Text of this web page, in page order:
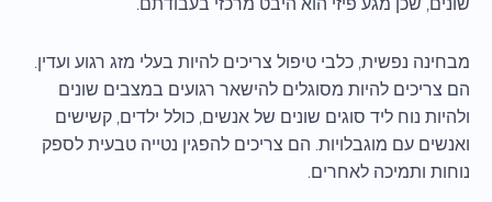
מבחינה נפשית, כלבי טיפול צריכים להיות בעלי מזג רגוע ועדין.
הם צריכים להיות מסוגלים להישאר רגועים במצבים שונים
ולהיות נוח ליד סוגים שונים של אנשים, כולל ילדים, קשישים
ואנשים עם מוגבלויות. הם צריכים להפגין נטייה טבעית לספק
נוחות ותמיכה לאחרים.